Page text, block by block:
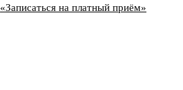
«Записаться на платный приём»